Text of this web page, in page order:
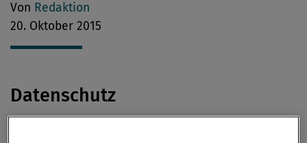
Von Redaktion
20. Oktober 2015
Datenschutz